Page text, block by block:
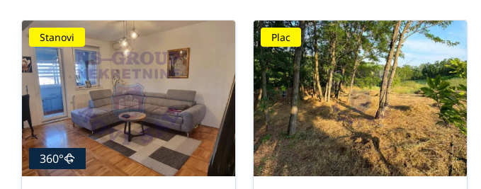
Stanovi
360°
Plac